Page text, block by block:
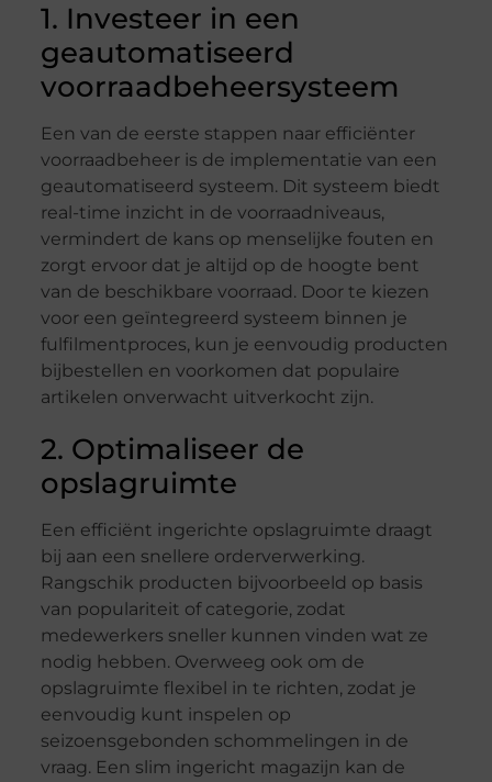
1. Investeer in een
geautomatiseerd
voorraadbeheersysteem
Een van de eerste stappen naar efficiënter
voorraadbeheer is de implementatie van een
geautomatiseerd systeem. Dit systeem biedt
real-time inzicht in de voorraadniveaus,
vermindert de kans op menselijke fouten en
zorgt ervoor dat je altijd op de hoogte bent
van de beschikbare voorraad. Door te kiezen
voor een geïntegreerd systeem binnen je
fulfilmentproces, kun je eenvoudig producten
bijbestellen en voorkomen dat populaire
artikelen onverwacht uitverkocht zijn.
2. Optimaliseer de
opslagruimte
Een efficiënt ingerichte opslagruimte draagt
bij aan een snellere orderverwerking.
Rangschik producten bijvoorbeeld op basis
van populariteit of categorie, zodat
medewerkers sneller kunnen vinden wat ze
nodig hebben. Overweeg ook om de
opslagruimte flexibel in te richten, zodat je
eenvoudig kunt inspelen op
seizoensgebonden schommelingen in de
vraag. Een slim ingericht magazijn kan de